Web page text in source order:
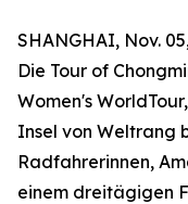
SHANGHAI, Nov.
Die Tour of
Women's
Insel von Weltrang
Radfahrerinnen,
einem dreitägigen